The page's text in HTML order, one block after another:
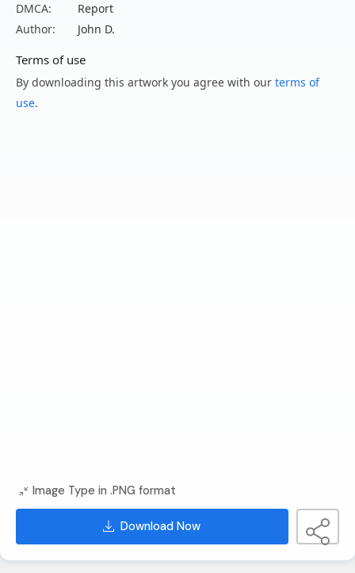
DMCA:
Report
Author:
John D.
Terms of use
By downloading this artwork you agree with our terms of
use.
Image Type in .PNG format
Download Now